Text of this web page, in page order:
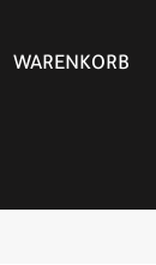
WARENKORB